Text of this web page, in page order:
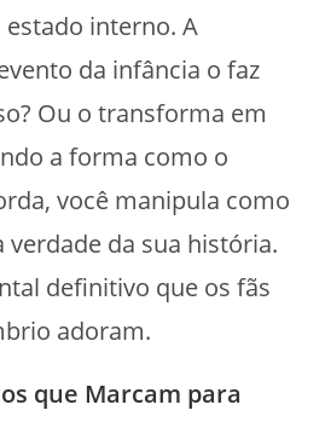
interno. A
da infância o faz
Ou o transforma em
a forma como o
você manipula como
verdade da sua história.
definitivo que os fãs
adoram.
que Marcam para